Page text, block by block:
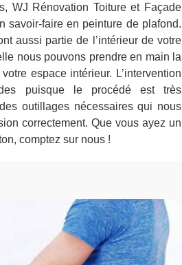
WJ Rénovation Toiture et Façade
savoir-faire en peinture de plafond.
aussi partie de l’intérieur de votre
nous pouvons prendre en main la
espace intérieur. L’intervention
puisque le procédé est très
outillages nécessaires qui nous
correctement. Que vous ayez un
comptez sur nous !